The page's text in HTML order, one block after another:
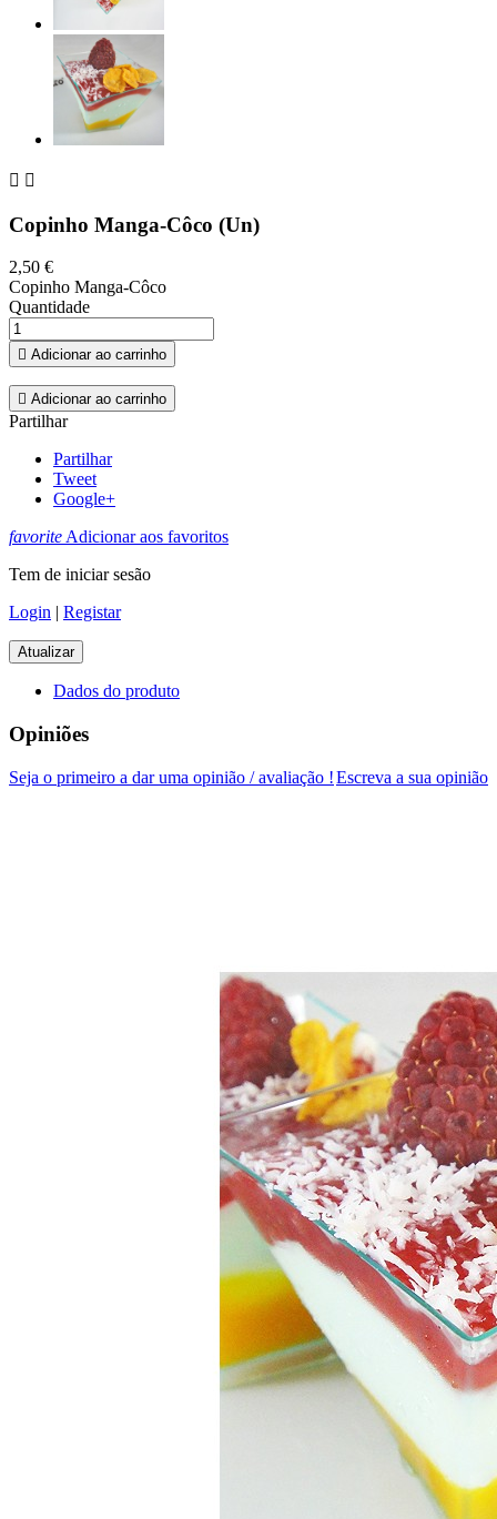
 
Copinho Manga-Côco (Un)
2,50 €
Copinho Manga-Côco
Quantidade
 Adicionar ao carrinho
 Adicionar ao carrinho
Partilhar
Partilhar
Tweet
Google+
favoriteAdicionar aos favoritos
Tem de iniciar sesão
Login | Registar
Dados do produto
Opiniões
Escreva a sua opinião
Seja o primeiro a dar uma opinião / avaliação !